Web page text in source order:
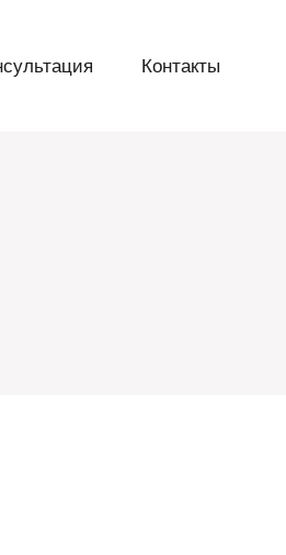
Контакты